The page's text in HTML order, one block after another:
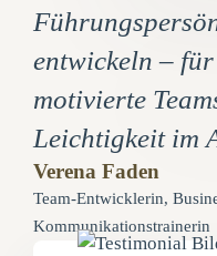
entwickeln –
motivierte
Leichtigkeit im
Verena Faden
Team-Entwicklerin,
Kommunikationstrainerin